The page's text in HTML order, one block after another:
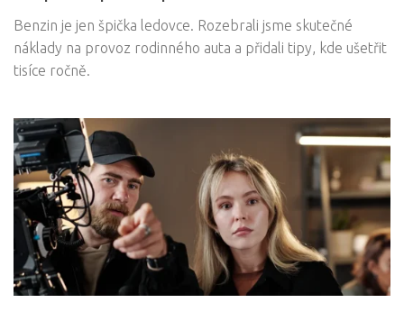
Benzin je jen špička ledovce. Rozebrali jsme skutečné
náklady na provoz rodinného auta a přidali tipy, kde ušetřit
tisíce ročně.